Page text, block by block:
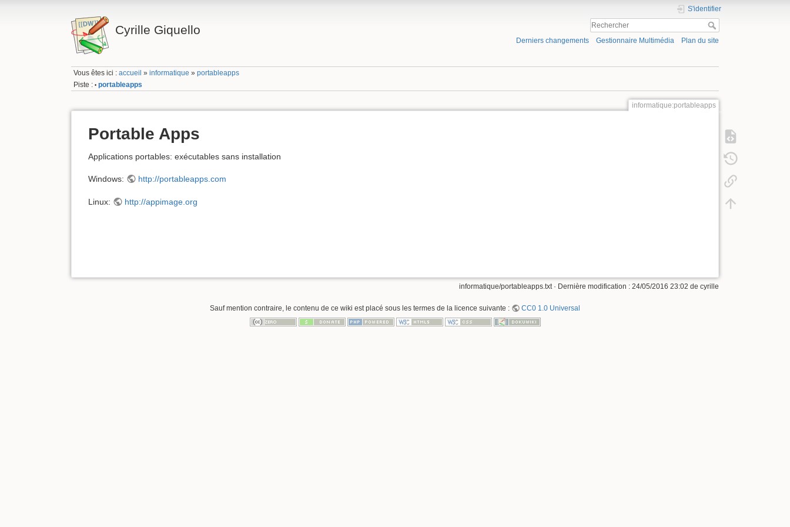
Cyrille Giquello
S'identifier
Derniers changements Gestionnaire Multimédia Plan du site
Vous êtes ici :accueil »informatique »portableapps
Piste : • portableapps
informatique:portableapps
Portable Apps
Applications portables: exécutables sans installation
Windows: http://portableapps.com
Linux: http://appimage.org
informatique/portableapps.txt· Dernière modification : 24/05/2016 23:02 de cyrille
Sauf mention contraire, le contenu de ce wiki est placé sous les termes de la licence suivante : CC0 1.0 Universal